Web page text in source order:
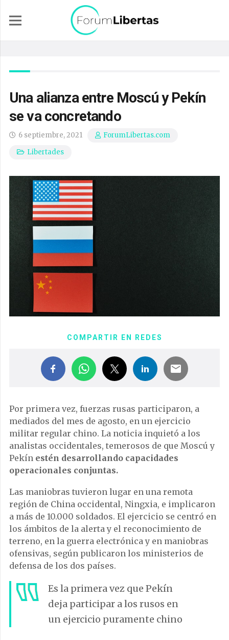
Una alianza entre Moscú y Pekín
se va concretando
6 septiembre, 2021
ForumLibertas.com
Libertades
COMPARTIR EN REDES
Por primera vez, fuerzas rusas participaron, a
mediados del mes de agosto, en un ejercicio
militar regular chino. La noticia inquietó a los
analistas occidentales, temerosos de que Moscú y
Pekín estén desarrollando capacidades
operacionales conjuntas.
Las maniobras tuvieron lugar en una remota
región de China occidental, Ningxia, e implicaron
a más de 10.000 soldados. El ejercicio se centró en
los ámbitos de la alerta y el reconocimiento de
terreno, en la guerra electrónica y en maniobras
ofensivas, según publicaron los ministerios de
defensa de los dos países.
Es la primera vez que Pekín
deja participar a los rusos en
un ejercicio puramente chino